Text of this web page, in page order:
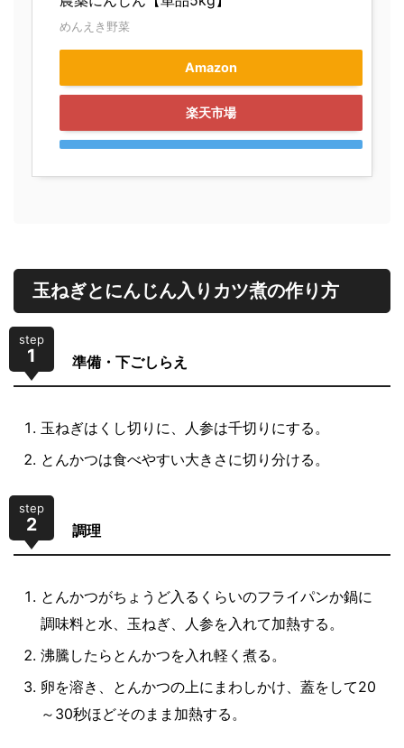
めんえき野菜
Amazon
楽天市場
玉ねぎとにんじん入りカツ煮の作り方
step
1 準備・下ごしらえ
玉ねぎはくし切りに、人参は千切りにする。
とんかつは食べやすい大きさに切り分ける。
step
2 調理
とんかつがちょうど入るくらいのフライパンか鍋に
調味料と水、玉ねぎ、人参を入れて加熱する。
沸騰したらとんかつを入れ軽く煮る。
卵を溶き、とんかつの上にまわしかけ、蓋をして20
～30秒ほどそのまま加熱する。